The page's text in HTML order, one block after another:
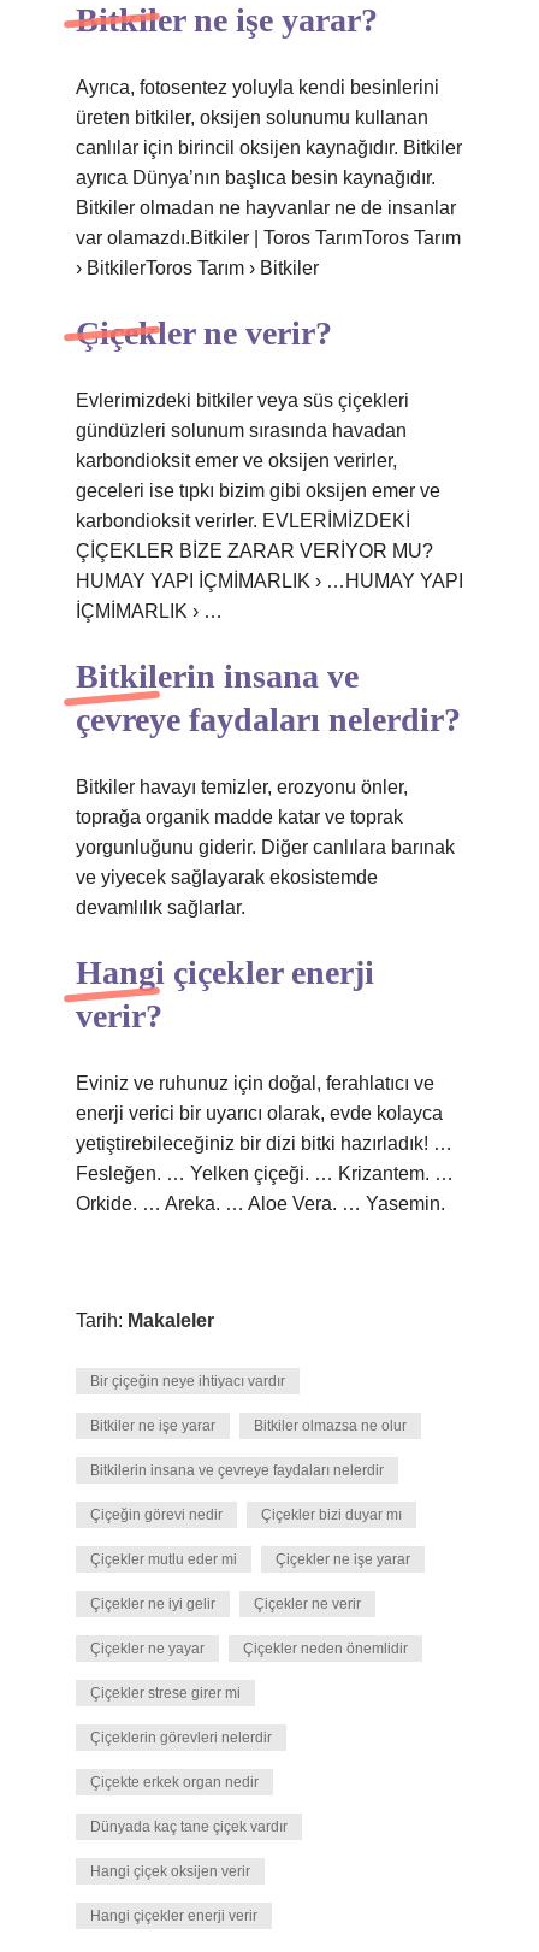
Bitkiler ne işe yarar?
Ayrıca, fotosentez yoluyla kendi besinlerini
üreten bitkiler, oksijen solunumu kullanan
canlılar için birincil oksijen kaynağıdır. Bitkiler
ayrıca Dünya’nın başlıca besin kaynağıdır.
Bitkiler olmadan ne hayvanlar ne de insanlar
var olamazdı.Bitkiler | Toros TarımToros Tarım
› BitkilerToros Tarım › Bitkiler
Çiçekler ne verir?
Evlerimizdeki bitkiler veya süs çiçekleri
gündüzleri solunum sırasında havadan
karbondioksit emer ve oksijen verirler,
geceleri ise tıpkı bizim gibi oksijen emer ve
karbondioksit verirler. EVLERİMİZDEKİ
ÇİÇEKLER BİZE ZARAR VERİYOR MU?
HUMAY YAPI İÇMİMARLIK › …HUMAY YAPI
İÇMİMARLIK › …
Bitkilerin insana ve
çevreye faydaları nelerdir?
Bitkiler havayı temizler, erozyonu önler,
toprağa organik madde katar ve toprak
yorgunluğunu giderir. Diğer canlılara barınak
ve yiyecek sağlayarak ekosistemde
devamlılık sağlarlar.
Hangi çiçekler enerji
verir?
Eviniz ve ruhunuz için doğal, ferahlatıcı ve
enerji verici bir uyarıcı olarak, evde kolayca
yetiştirebileceğiniz bir dizi bitki hazırladık! …
Fesleğen. … Yelken çiçeği. … Krizantem. …
Orkide. … Areka. … Aloe Vera. … Yasemin.
Tarih: Makaleler
Bir çiçeğin neye ihtiyacı vardır
Bitkiler ne işe yarar Bitkiler olmazsa ne olur
Bitkilerin insana ve çevreye faydaları nelerdir
Çiçeğin görevi nedir Çiçekler bizi duyar mı
Çiçekler mutlu eder mi Çiçekler ne işe yarar
Çiçekler ne iyi gelir Çiçekler ne verir
Çiçekler ne yayar Çiçekler neden önemlidir
Çiçekler strese girer mi
Çiçeklerin görevleri nelerdir
Çiçekte erkek organ nedir
Dünyada kaç tane çiçek vardır
Hangi çiçek oksijen verir
Hangi çiçekler enerji verir